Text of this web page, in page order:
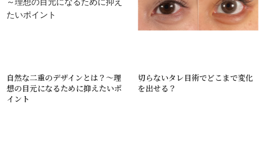
自然な二重のデザインとは？～理
想の目元になるために抑えたいポ
イント
切らないタレ目術でどこまで変化
を出せる？